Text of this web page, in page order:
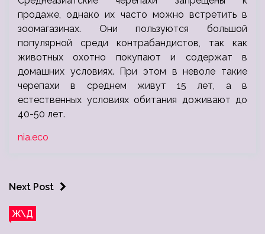
продаже, однако их часто можно встретить в
зоомагазинах. Они пользуются большой
популярной среди контрабандистов, так как
животных охотно покупают и содержат в
домашних условиях. При этом в неволе такие
черепахи в среднем живут 15 лет, а в
естественных условиях обитания доживают до
40-50 лет.
nia.eco
Next Post
Ж\Д